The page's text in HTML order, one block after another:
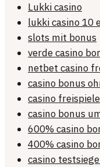
Lukki casino
lukki casino 10
slots mit bonus
verde casino
netbet casino
casino bonus
casino freispiele
casino bonus
600% casino
400% casino
casino